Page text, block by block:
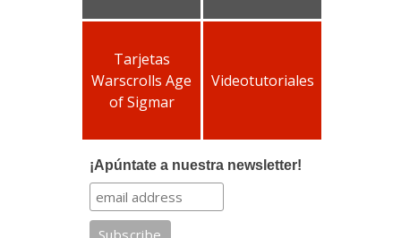
Tarjetas
Warscrolls Age
of Sigmar
Videotutoriales
¡Apúntate a nuestra newsletter!